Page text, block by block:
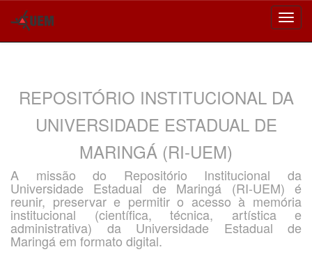
REPOSITÓRIO INSTITUCIONAL DA
UNIVERSIDADE ESTADUAL DE
MARINGÁ (RI-UEM)
A missão do Repositório Institucional da
Universidade Estadual de Maringá (RI-UEM) é
reunir, preservar e permitir o acesso à memória
institucional (científica, técnica, artística e
administrativa) da Universidade Estadual de
Maringá em formato digital.